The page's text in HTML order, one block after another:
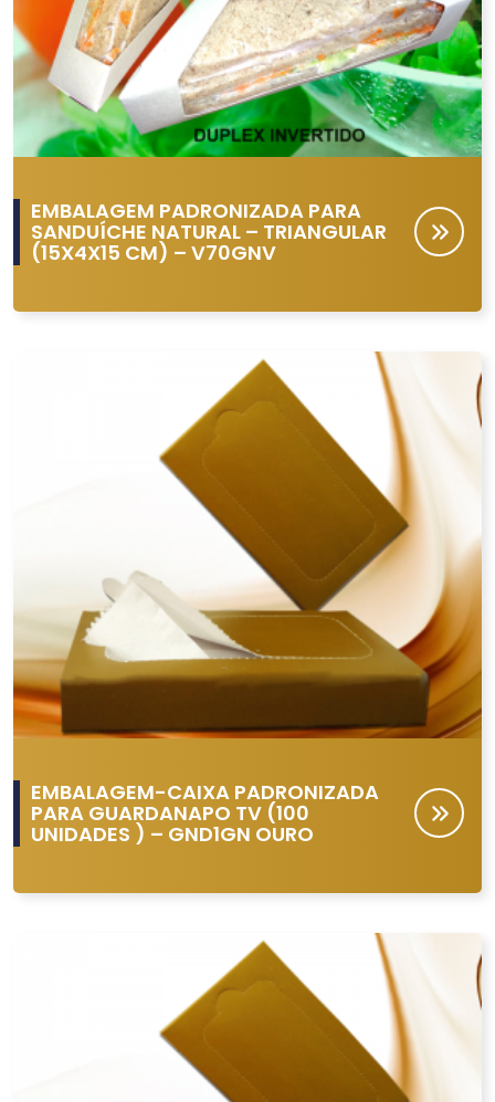
EMBALAGEM PADRONIZADA PARA
SANDUÍCHE NATURAL – TRIANGULAR
(15X4X15 CM) – V70GNV
EMBALAGEM-CAIXA PADRONIZADA
PARA GUARDANAPO TV (100
UNIDADES ) – GND1GN OURO